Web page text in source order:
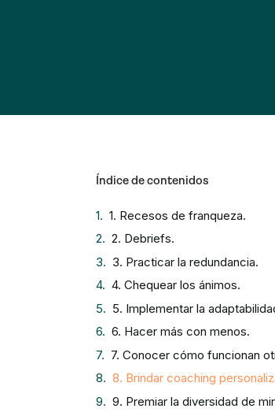
Índice de contenidos
1. Recesos de franqueza.
2. Debriefs.
3. Practicar la redundancia.
4. Chequear los ánimos.
5. Implementar la
6. Hacer más con menos.
7. Conocer cómo funcionan
8. Brindar coaching
9. Premiar la diversidad de